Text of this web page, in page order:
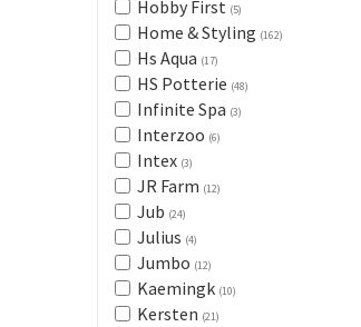
Hobby First (5)
Home & Styling (162)
Hs Aqua (17)
HS Potterie (48)
Infinite Spa (3)
Interzoo (6)
Intex (3)
JR Farm (12)
Jub (24)
Julius (4)
Jumbo (12)
Kaemingk (10)
Kersten (21)